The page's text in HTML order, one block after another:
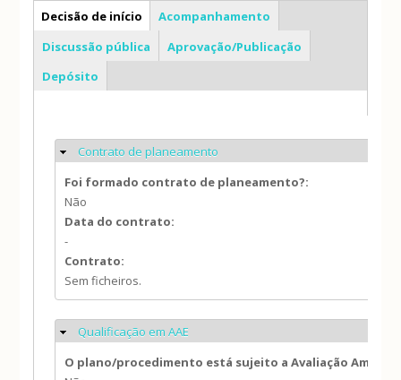
PP
Decisão de início
Acompanhamento
Discussão pública
Aprovação/Publicação
Depósito
Ocultar
Contrato de planeamento
Foi formado contrato de planeamento?:
Não
Data do contrato:
-
Contrato:
Sem ficheiros.
Ocultar
Qualificação em AAE
O plano/procedimento está sujeito a Avaliação